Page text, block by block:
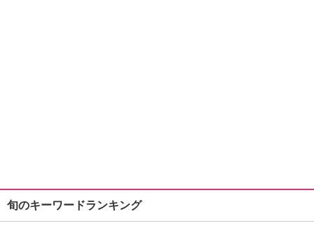
旬のキーワードランキング